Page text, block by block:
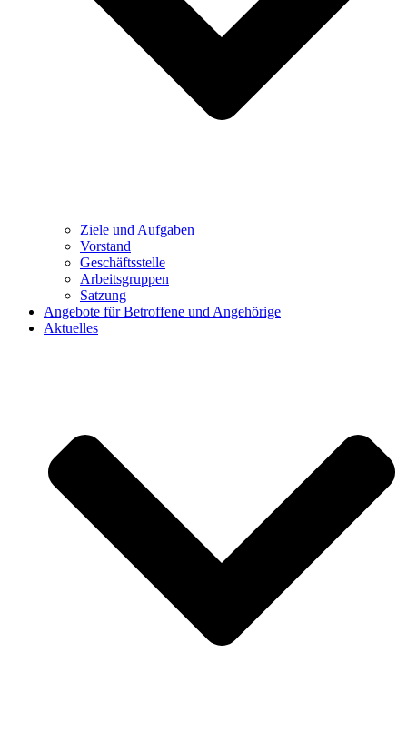
Ziele und Aufgaben
Vorstand
Geschäftsstelle
Arbeitsgruppen
Satzung
Angebote für Betroffene und Angehörige
Aktuelles